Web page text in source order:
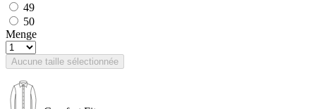
49
50
Menge
Aucune taille sélectionnée